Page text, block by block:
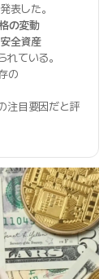
表した。
の変動
全資産
ている。
の
注目要因だと評